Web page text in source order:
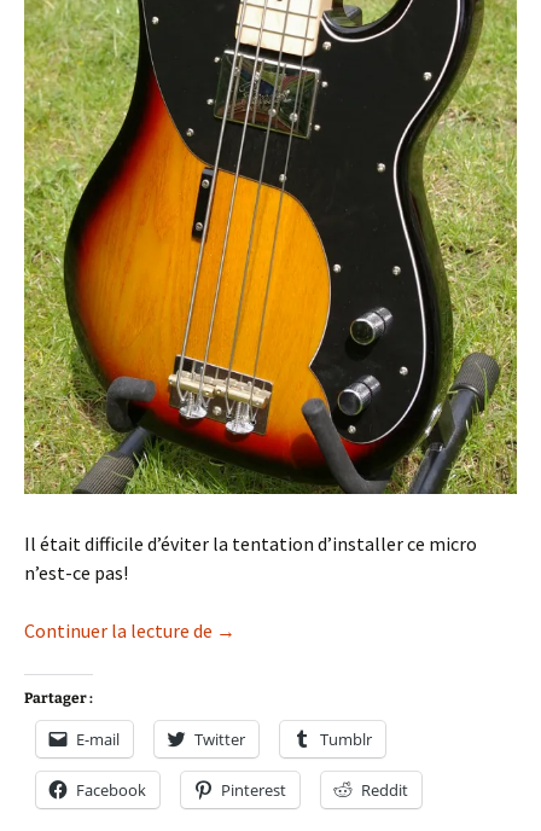
Il était difficile d’éviter la tentation d’installer ce micro
n’est-ce pas!
Continuer la lecture de PBoom
→
Partager :
E-mail Twitter Tumblr
Facebook Pinterest Reddit